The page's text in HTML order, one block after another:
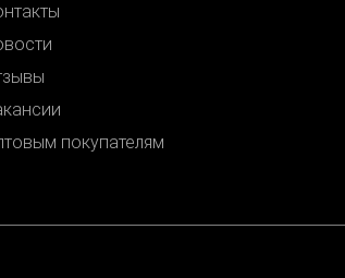
покупателям